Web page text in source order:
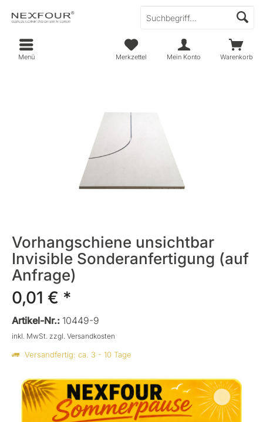
Warenkorb
Merkzettel Mein Konto
Menü
Vorhangschiene unsichtbar
Invisible Sonderanfertigung (auf
Anfrage)
0,01 € *
Artikel-Nr.: 10449-9
inkl. MwSt. zzgl. Versandkosten
Versandfertig: ca. 3 - 10 Tage